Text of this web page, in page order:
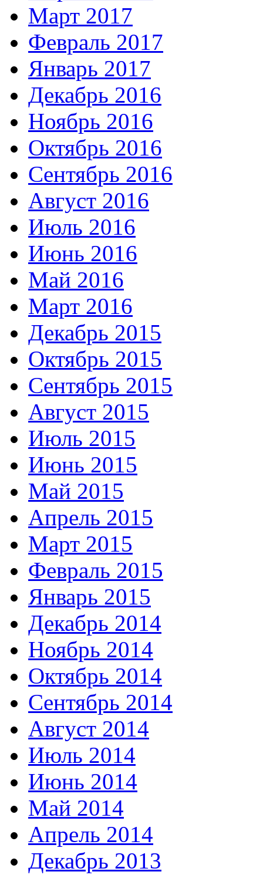
Март 2017
Февраль 2017
Январь 2017
Декабрь 2016
Ноябрь 2016
Октябрь 2016
Сентябрь 2016
Август 2016
Июль 2016
Июнь 2016
Май 2016
Март 2016
Декабрь 2015
Октябрь 2015
Сентябрь 2015
Август 2015
Июль 2015
Июнь 2015
Май 2015
Апрель 2015
Март 2015
Февраль 2015
Январь 2015
Декабрь 2014
Ноябрь 2014
Октябрь 2014
Сентябрь 2014
Август 2014
Июль 2014
Июнь 2014
Май 2014
Апрель 2014
Декабрь 2013